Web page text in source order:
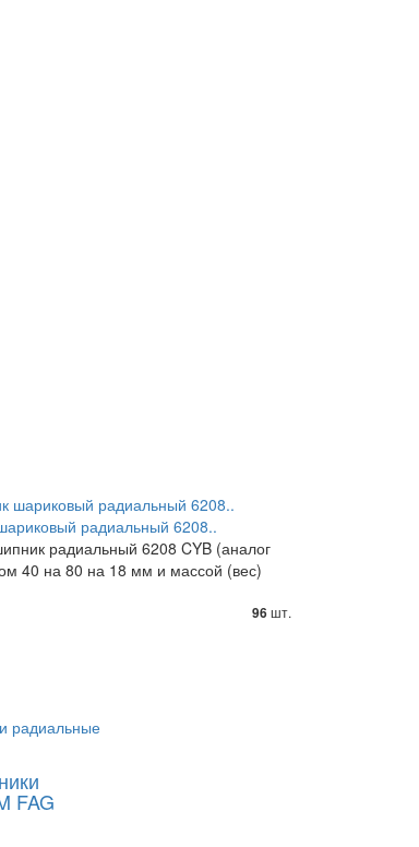
радиальный 6208..
радиальный 6208 CYB (аналог
40 на 80 на 18 мм и массой (вес)
96 шт.
FAG